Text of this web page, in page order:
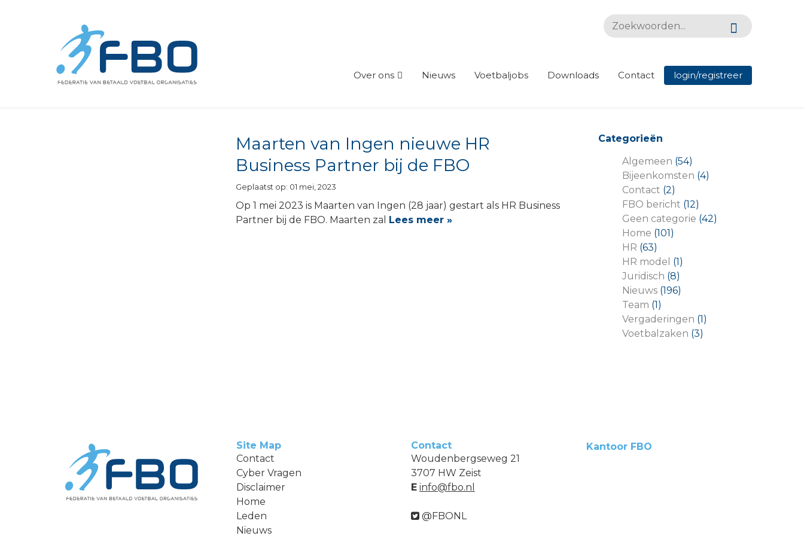
Z
O
O
K
E
Over ons Nieuws Voetbaljobs Downloads Contact login/registreer
Maarten van Ingen nieuwe HR
Business Partner bij de FBO
Geplaatst op: 01 mei, 2023
Op 1 mei 2023 is Maarten van Ingen (28 jaar) gestart als HR Business
Partner bij de FBO. Maarten zal Lees meer »
Categorieën
Algemeen (54)
Bijeenkomsten (4)
Contact (2)
FBO bericht (12)
Geen categorie (42)
Home (101)
HR (63)
HR model (1)
Juridisch (8)
Nieuws(196)
Team (1)
Vergaderingen (1)
Voetbalzaken (3)
Site Map
Contact
Cyber Vragen
Disclaimer
Home
Leden
Nieuws
Contact
Woudenbergseweg 21
3707 HW Zeist
E info@fbo.nl
@FBONL
Kantoor FBO